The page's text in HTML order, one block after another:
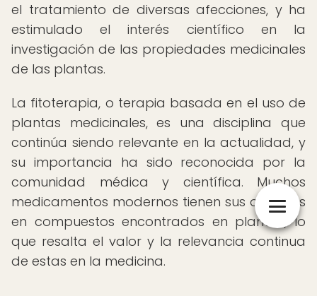
el tratamiento de diversas afecciones, y ha
estimulado el interés científico en la
investigación de las propiedades medicinales
de las plantas.
La fitoterapia, o terapia basada en el uso de
plantas medicinales, es una disciplina que
continúa siendo relevante en la actualidad, y
su importancia ha sido reconocida por la
comunidad médica y científica. Muchos
medicamentos modernos tienen sus orígenes
en compuestos encontrados en plantas, lo
que resalta el valor y la relevancia continua
de estas en la medicina.